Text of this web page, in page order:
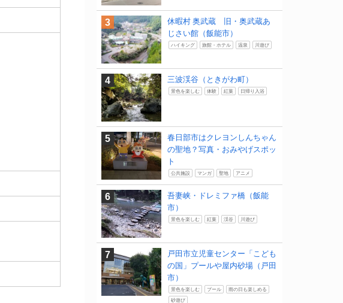
休暇村 奥武蔵 旧・奥武蔵あ
じさい館（飯能市）
ハイキング 旅館・ホテル 温泉 川遊び
三波渓谷（ときがわ町）
景色を楽しむ 体験 紅葉 日帰り入浴
春日部市はクレヨンしんちゃん
の聖地？写真・おみやげスポッ
ト
公共施設 マンガ 聖地 アニメ
吾妻峡・ドレミファ橋（飯能
市）
景色を楽しむ 紅葉 渓谷 川遊び
戸田市立児童センター「こども
の国」プールや屋内砂場（戸田
市）
景色を楽しむ プール 雨の日も楽しめる
砂遊び